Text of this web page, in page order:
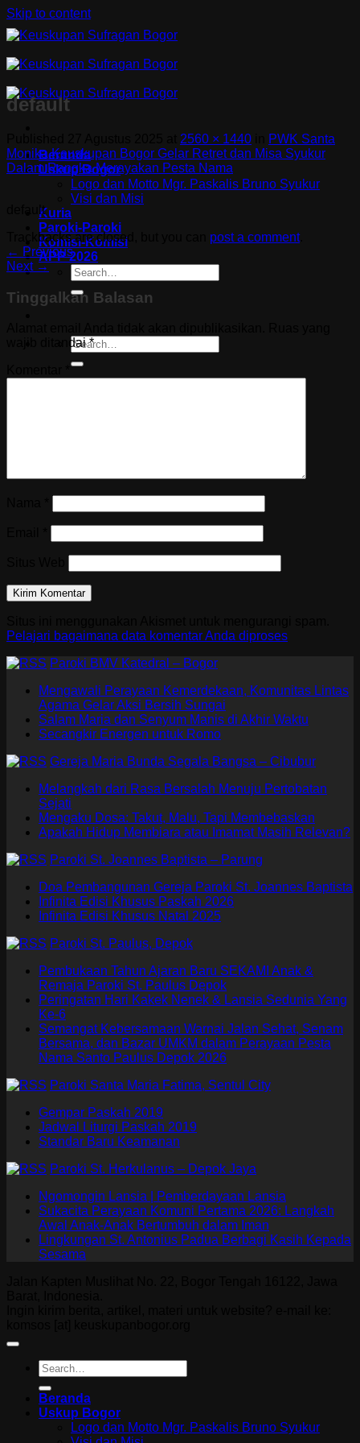
Skip to content
Beranda
Uskup Bogor
Logo dan Motto Mgr. Paskalis Bruno Syukur
Visi dan Misi
Kuria
Paroki-Paroki
Komisi-Komisi
APP 2026
default
2560 × 1440
PWK Santa
Monika Keuskupan Bogor Gelar Retret dan Misa Syukur
Dalam Rangka Merayakan Pesta Nama
default
Trackbacks are closed, but you can post a comment.
← Previous
Next →
Tinggalkan Balasan
wajib ditandai*
Pelajari bagaimana data komentar Anda diproses
Paroki BMV Katedral – Bogor
Mengawali Perayaan Kemerdekaan, Komunitas Lintas
Agama Gelar Aksi Bersih Sungai
Salam Maria dan Senyum Manis di Akhir Waktu
Secangkir Energen untuk Romo
Gereja Maria Bunda Segala Bangsa – Cibubur
Melangkah dari Rasa Bersalah Menuju Pertobatan
Sejati
Mengaku Dosa: Takut, Malu, Tapi Membebaskan
Apakah Hidup Membiara atau Imamat Masih Relevan?
Paroki St. Joannes Baptista – Parung
Doa Pembangunan Gereja Paroki St. Joannes Baptista
Infinita Edisi Khusus Paskah 2026
Infinita Edisi Khusus Natal 2025
Paroki St. Paulus, Depok
Pembukaan Tahun Ajaran Baru SEKAMI Anak &
Remaja Paroki St. Paulus Depok
Peringatan Hari Kakek Nenek & Lansia Sedunia Yang
Ke-6
Semangat Kebersamaan Warnai Jalan Sehat, Senam
Bersama, dan Bazar UMKM dalam Perayaan Pesta
Nama Santo Paulus Depok 2026
Paroki Santa Maria Fatima, Sentul City
Gempar Paskah 2019
Jadwal Liturgi Paskah 2019
Standar Baru Keamanan
Paroki St. Herkulanus – Depok Jaya
Ngomongin Lansia | Pemberdayaan Lansia
Sukacita Perayaan Komuni Pertama 2026: Langkah
Awal Anak-Anak Bertumbuh dalam Iman
Lingkungan St. Antonius Padua Berbagi Kasih Kepada
Sesama
Beranda
Uskup Bogor
Logo dan Motto Mgr. Paskalis Bruno Syukur